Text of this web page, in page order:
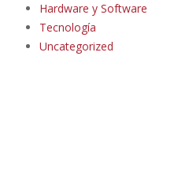
Hardware y Software
Tecnología
Uncategorized